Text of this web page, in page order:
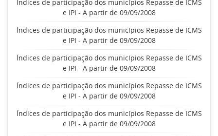
Índices de participação dos municípios Repasse de ICMS
e IPI - A partir de 09/09/2008
Índices de participação dos municípios Repasse de ICMS
e IPI - A partir de 09/09/2008
Índices de participação dos municípios Repasse de ICMS
e IPI - A partir de 09/09/2008
Índices de participação dos municípios Repasse de ICMS
e IPI - A partir de 09/09/2008
Índices de participação dos municípios Repasse de ICMS
e IPI - A partir de 09/09/2008